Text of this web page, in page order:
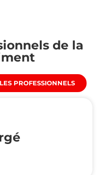
de la
PROFESSIONNELS